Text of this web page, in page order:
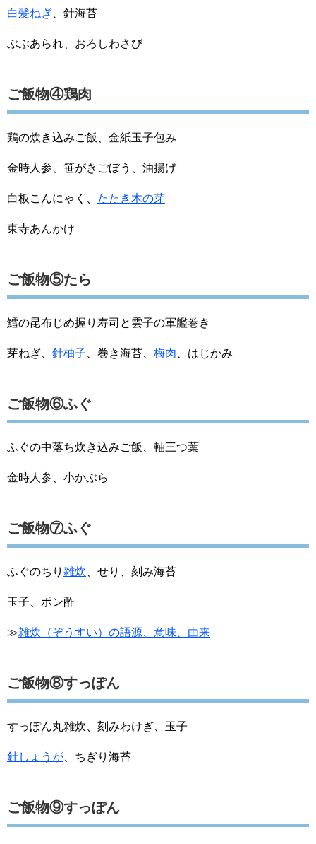
白髪ねぎ 、針海苔
ぶぶあられ、おろしわさび
ご飯物④鶏肉
鶏の炊き込みご飯、金紙玉子包み
金時人参、笹がきごぼう、油揚げ
白板こんにゃく、 たたき木の芽
東寺あんかけ
ご飯物⑤たら
鱈の昆布じめ握り寿司と雲子の軍艦巻き
芽ねぎ、 針柚子 、巻き海苔、 梅肉 、はじかみ
ご飯物⑥ふぐ
ふぐの中落ち炊き込みご飯、軸三つ葉
金時人参、小かぶら
ご飯物⑦ふぐ
ふぐのちり 雑炊 、せり、刻み海苔
玉子、ポン酢
≫雑炊（ぞうすい）の語源、意味、由来
ご飯物⑧すっぽん
すっぽん丸雑炊、刻みわけぎ、玉子
針しょうが 、ちぎり海苔
ご飯物⑨すっぽん